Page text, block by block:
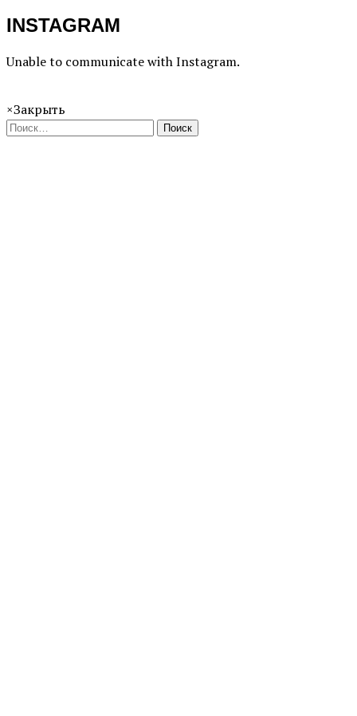
INSTAGRAM
Unable to communicate with Instagram.
×Закрыть
Поиск